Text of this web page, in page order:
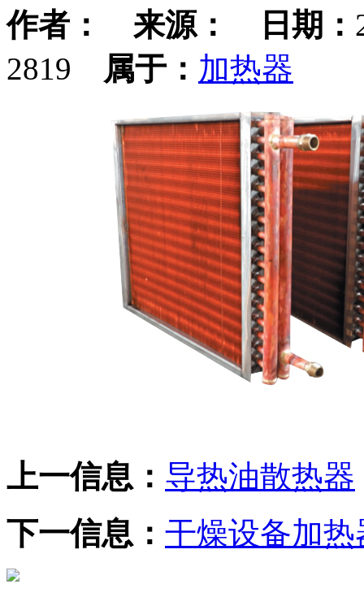
作者： 来源： 日期：
2819 属于： 加热器
上一信息： 导热油散热器
下一信息： 干燥设备加热